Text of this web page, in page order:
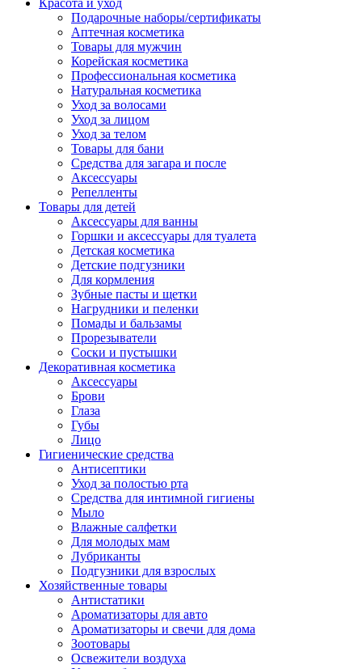
Красота и уход
Подарочные наборы/сертификаты
Аптечная косметика
Товары для мужчин
Корейская косметика
Профессиональная косметика
Натуральная косметика
Уход за волосами
Уход за лицом
Уход за телом
Товары для бани
Средства для загара и после
Аксессуары
Репелленты
Товары для детей
Аксессуары для ванны
Горшки и аксессуары для туалета
Детская косметика
Детские подгузники
Для кормления
Зубные пасты и щетки
Нагрудники и пеленки
Помады и бальзамы
Прорезыватели
Соски и пустышки
Декоративная косметика
Аксессуары
Брови
Глаза
Губы
Лицо
Гигиенические средства
Антисептики
Уход за полостью рта
Средства для интимной гигиены
Мыло
Влажные салфетки
Для молодых мам
Лубриканты
Подгузники для взрослых
Хозяйственные товары
Антистатики
Ароматизаторы для авто
Ароматизаторы и свечи для дома
Зоотовары
Освежители воздуха